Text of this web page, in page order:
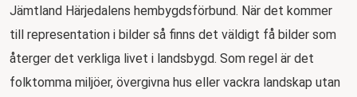
Jämtland Härjedalens hembygdsförbund. När det kommer
till representation i bilder så finns det väldigt få bilder som
återger det verkliga livet i landsbygd. Som regel är det
folktomma miljöer, övergivna hus eller vackra landskap utan